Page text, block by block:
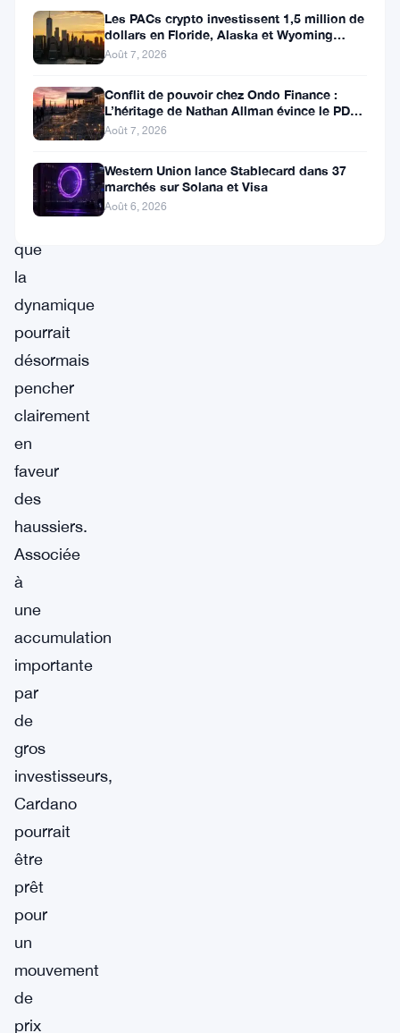
développement,
confirmé
par
des
analystes
marché,
suggère
que
la
dynamique
pourrait
désormais
pencher
clairement
en
faveur
des
haussiers.
Associée
à
une
accumulation
importante
par
de
gros
investisseurs,
Cardano
pourrait
être
prêt
pour
un
mouvement
de
prix
Les PACs crypto investissent 1,5 million de
dollars en Floride, Alaska et Wyoming
après un revers au Michigan
Août 7, 2026
Conflit de pouvoir chez Ondo Finance :
L’héritage de Nathan Allman évince le PDG
Ian De Bode le 24 juillet
Août 7, 2026
Western Union lance Stablecard dans 37
marchés sur Solana et Visa
Août 6, 2026